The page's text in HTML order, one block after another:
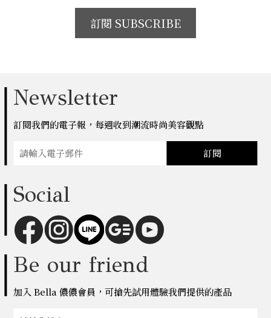
訂閱 SUBSCRIBE
Newsletter
訂閱我們的電子報，每週收到潮流時尚美容觀點
訂閱
Social
Be our friend
加入 Bella 儂儂會員，可搶先試用體驗我們提供的產品